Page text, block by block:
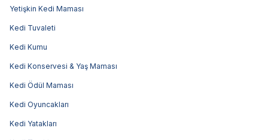
Yetişkin Kedi Maması
Kedi Tuvaleti
Kedi Kumu
Kedi Konservesi & Yaş Maması
Kedi Ödül Maması
Kedi Oyuncakları
Kedi Yatakları